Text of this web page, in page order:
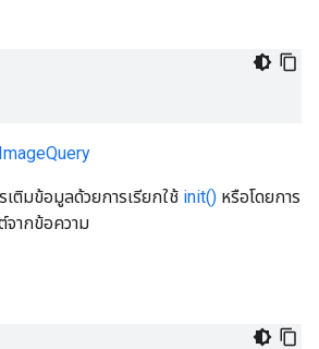
ImageQuery
เติมข้อมูลด้วยการเรียกใช้ init() หรือโดยการ
จากข้อความ